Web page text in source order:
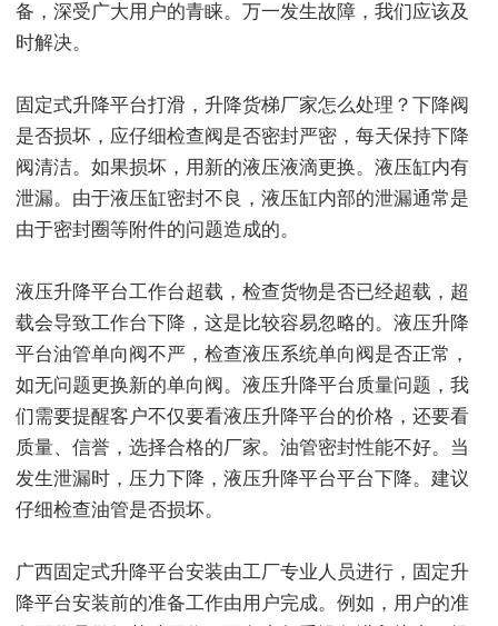
备，深受广大用户的青睐。万一发生故障，我们应该及
时解决。
固定式升降平台打滑，升降货梯厂家怎么处理？下降阀
是否损坏，应仔细检查阀是否密封严密，每天保持下降
阀清洁。如果损坏，用新的液压液滴更换。液压缸内有
泄漏。由于液压缸密封不良，液压缸内部的泄漏通常是
由于密封圈等附件的问题造成的。
液压升降平台工作台超载，检查货物是否已经超载，超
载会导致工作台下降，这是比较容易忽略的。液压升降
平台油管单向阀不严，检查液压系统单向阀是否正常，
如无问题更换新的单向阀。液压升降平台质量问题，我
们需要提醒客户不仅要看液压升降平台的价格，还要看
质量、信誉，选择合格的厂家。油管密封性能不好。当
发生泄漏时，压力下降，液压升降平台平台下降。建议
仔细检查油管是否损坏。
广西固定式升降平台安装由工厂专业人员进行，固定升
降平台安装前的准备工作由用户完成。例如，用户的准